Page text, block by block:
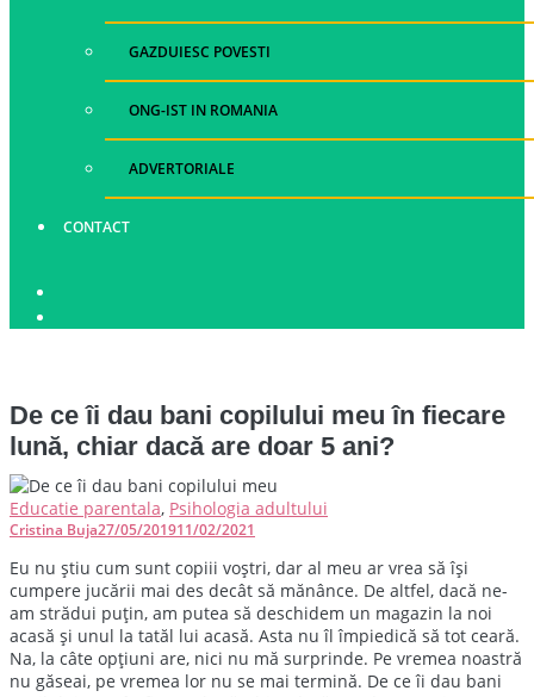
GAZDUIESC POVESTI
ONG-IST IN ROMANIA
ADVERTORIALE
CONTACT
De ce îi dau bani copilului meu în fiecare
lună, chiar dacă are doar 5 ani?
Educatie parentala, Psihologia adultului
Cristina Buja27/05/201911/02/2021
Eu nu știu cum sunt copiii voștri, dar al meu ar vrea să își
cumpere jucării mai des decât să mănânce. De altfel, dacă ne-
am strădui puțin, am putea să deschidem un magazin la noi
acasă și unul la tatăl lui acasă. Asta nu îl împiedică să tot ceară.
Na, la câte opțiuni are, nici nu mă surprinde. Pe vremea noastră
nu găseai, pe vremea lor nu se mai termină. De ce îi dau bani